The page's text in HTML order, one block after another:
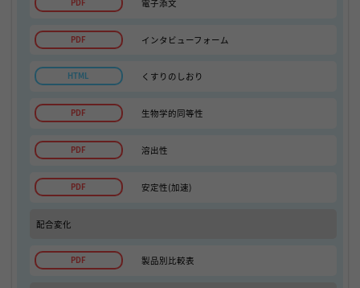
電子添文
インタビューフォーム
くすりのしおり
生物学的同等性
溶出性
安定性(加速)
配合変化
製品別比較表